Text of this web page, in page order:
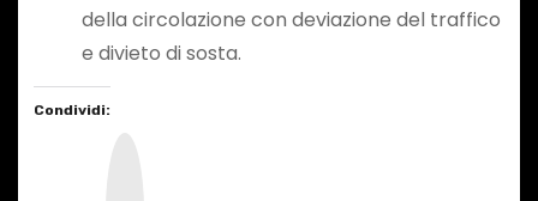
della circolazione con deviazione del traffico
e divieto di sosta.
Condividi: